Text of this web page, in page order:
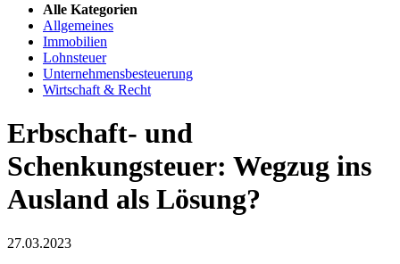
Alle Kategorien
Allgemeines
Immobilien
Lohnsteuer
Unternehmensbesteuerung
Wirtschaft & Recht
Erbschaft- und
Schenkungsteuer: Wegzug ins
Ausland als Lösung?
27.03.2023